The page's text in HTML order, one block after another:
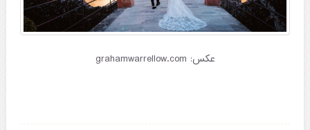
عکس: grahamwarrellow.com